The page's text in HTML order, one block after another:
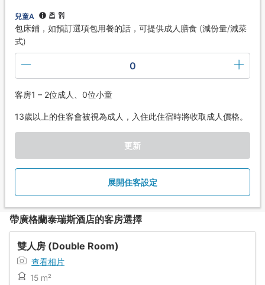
兒童A
包床鋪，如預訂選項包用餐的話，可提供成人膳食 (減份量/減菜
式)
0
客房1 – 2位成人、0位小童
13歲以上的住客會被視為成人，入住此住宿時將收取成人價格。
更新
展開住客設定
帶廣格蘭泰瑞斯酒店的客房選擇
雙人房 (Double Room)
查看相片
15 m²